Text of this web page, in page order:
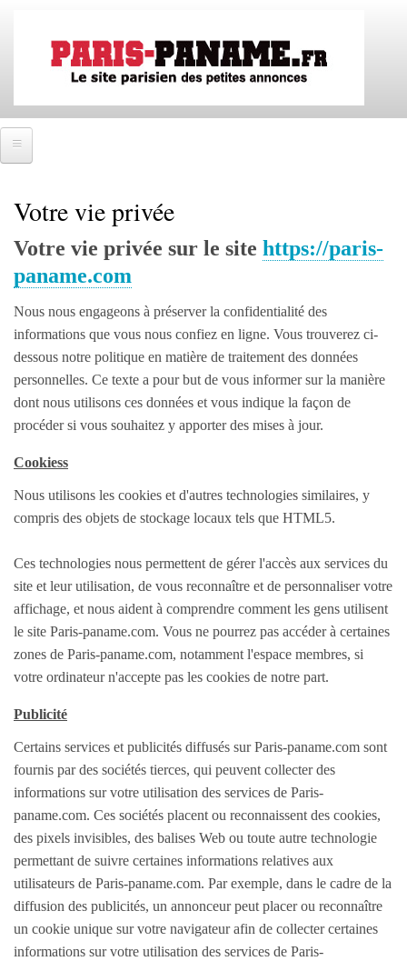
contenu
principal
SE CONNECTER
IMMOBILIER
Ventes immobilières
Locations immobilières
Colocations immobilières
EMPLOIS
Offres de stage
Offres de Formation
Demande de stage
MODE
Vêtements Femme
Vêtements Homme
Vêtements Enfant
Accessoires Bébé
Maroquinerie
Cosmétiques et Parfums
VEHICULES
Voitures
Motos
Utilitaires
Nautisme
Votre vie privée
Votre vie privée sur le site https://paris-
paname.com
Nous nous engageons à préserver la confidentialité des
informations que vous nous confiez en ligne. Vous trouverez ci-
dessous notre politique en matière de traitement des données
personnelles. Ce texte a pour but de vous informer sur la manière
dont nous utilisons ces données et vous indique la façon de
procéder si vous souhaitez y apporter des mises à jour.
Cookiess
Nous utilisons les cookies et d'autres technologies similaires, y
compris des objets de stockage locaux tels que HTML5.
Ces technologies nous permettent de gérer l'accès aux services du
site et leur utilisation, de vous reconnaître et de personnaliser votre
affichage, et nous aident à comprendre comment les gens utilisent
le site Paris-paname.com. Vous ne pourrez pas accéder à certaines
zones de Paris-paname.com, notamment l'espace membres, si
votre ordinateur n'accepte pas les cookies de notre part.
Publicité
Certains services et publicités diffusés sur Paris-paname.com sont
fournis par des sociétés tierces, qui peuvent collecter des
informations sur votre utilisation des services de Paris-
paname.com. Ces sociétés placent ou reconnaissent des cookies,
des pixels invisibles, des balises Web ou toute autre technologie
permettant de suivre certaines informations relatives aux
utilisateurs de Paris-paname.com. Par exemple, dans le cadre de la
diffusion des publicités, un annonceur peut placer ou reconnaître
un cookie unique sur votre navigateur afin de collecter certaines
informations sur votre utilisation des services de Paris-